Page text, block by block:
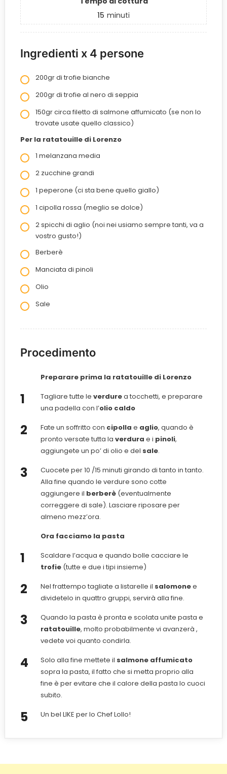
15 minuti
Ingredienti x 4 persone
200gr di trofie bianche
200gr di trofie al nero di seppia
150gr circa filetto di salmone affumicato (se non lo
trovate usate quello classico)
Per la ratatouille di Lorenzo
1 melanzana media
2 zucchine grandi
1 peperone (ci sta bene quello giallo)
1 cipolla rossa (meglio se dolce)
2 spicchi di aglio (noi nei usiamo sempre tanti, va a
vostro gusto!)
Berberè
Manciata di pinoli
Olio
Sale
Procedimento
Preparare prima la ratatouille di Lorenzo
Tagliare tutte le verdurea tocchetti, e preparare
una padella con l’olio caldo
Fate un soffritto con cipolla e aglio, quando è
pronto versate tutta la verdura e i pinoli,
aggiungete un po’ di olio e del sale.
Cuocete per 10 /15 minuti girando di tanto in tanto.
Alla fine quando le verdure sono cotte
aggiungere il berberè (eventualmente
correggere di sale). Lasciare riposare per
almeno mezz’ora.
Ora facciamo la pasta
Scaldare l’acqua e quando bolle cacciare le
trofie (tutte e due i tipi insieme)
Nel frattempo tagliate a listarelle il salomonee
dividetelo in quattro gruppi, servirà alla fine.
Quando la pasta è pronta e scolata unite pasta e
ratatouille, molto probabilmente vi avanzerà ,
vedete voi quanto condirla.
Solo alla fine mettete il salmone affumicato
sopra la pasta, il fatto che si metta proprio alla
fine è per evitare che il calore della pasta lo cuoci
subito.
Un bel LIKE per lo Chef Lollo!